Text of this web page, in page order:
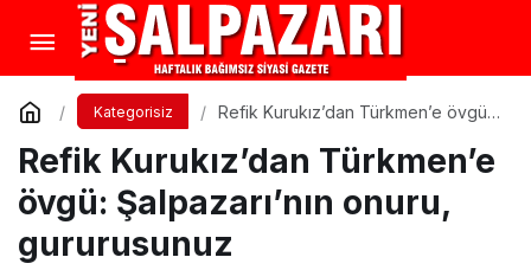
Kategorisiz
Refik Kurukız’dan Türkmen’e övgü:
Refik Kurukız’dan Türkmen’e
övgü: Şalpazarı’nın onuru,
gururusunuz